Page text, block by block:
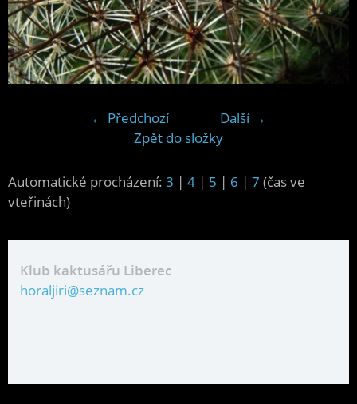
← Předchozí
Další →
Zpět do složky
Automatické procházení: 3 | 4 | 5 | 6 | 7 (čas ve
vteřinách)
Klub kaktusářu Liberec
horaljiri@seznam.cz